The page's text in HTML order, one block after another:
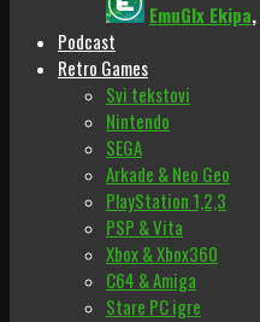
EmuGlx Ekipa,
Podcast
Retro Games
Svi tekstovi
Nintendo
SEGA
Arkade & Neo Geo
PlayStation 1,2,3
PSP & Vita
Xbox & Xbox360
C64 & Amiga
Stare PC igre